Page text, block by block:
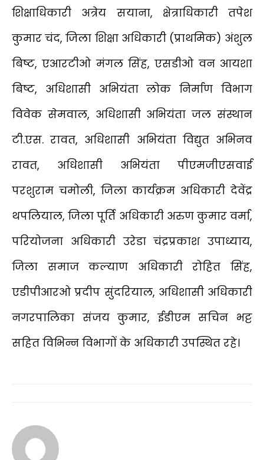
शिक्षाधिकारी अत्रेय सयाना, क्षेत्राधिकारी तपेश
कुमार चंद, जिला शिक्षा अधिकारी (प्राथमिक) अंशुल
बिष्ट, एआरटीओ मंगल सिंह, एसडीओ वन आयशा
बिष्ट, अधिशासी अभियंता लोक निर्माण विभाग
विवेक सेमवाल, अधिशासी अभियंता जल संस्थान
टी.एस. रावत, अधिशासी अभियंता विद्युत अभिनव
रावत, अधिशासी अभियंता पीएमजीएसवाई
परशुराम चमोली, जिला कार्यक्रम अधिकारी देवेंद्र
थपलियाल, जिला पूर्ति अधिकारी अरुण कुमार वर्मा,
परियोजना अधिकारी उरेडा चंद्रप्रकाश उपाध्याय,
जिला समाज कल्याण अधिकारी रोहित सिंह,
एडीपीआरओ प्रदीप सुंदरियाल, अधिशासी अधिकारी
नगरपालिका संजय कुमार, ईडीएम सचिन भट्ट
सहित विभिन्न विभागों के अधिकारी उपस्थित रहे।